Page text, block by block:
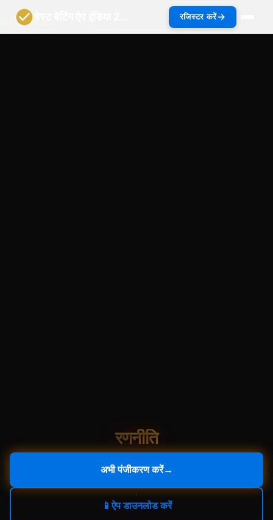
सामग्री पर जाएं
रजिस्टर करें
रणनीति
अभी पंजीकरण करें→
📱ऐप डाउनलोड करें